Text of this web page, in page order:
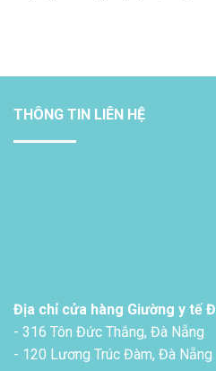
THÔNG TIN LIÊN HỆ
Địa chỉ cửa hàng Giường y tế
- 316 Tôn Đức Thắng, Đà Nẵng
- 120 Lương Trúc Đàm, Đà Nẵng